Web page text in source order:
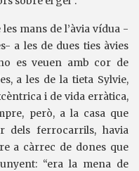
mans de l’àvia vídua -
a les de dues ties àvies
es veuen amb cor de
a les de la tieta Sylvie,
i de vida erràtica,
però, a la casa que
dels ferrocarrils, havia
a càrrec de dones que
“era la mena de